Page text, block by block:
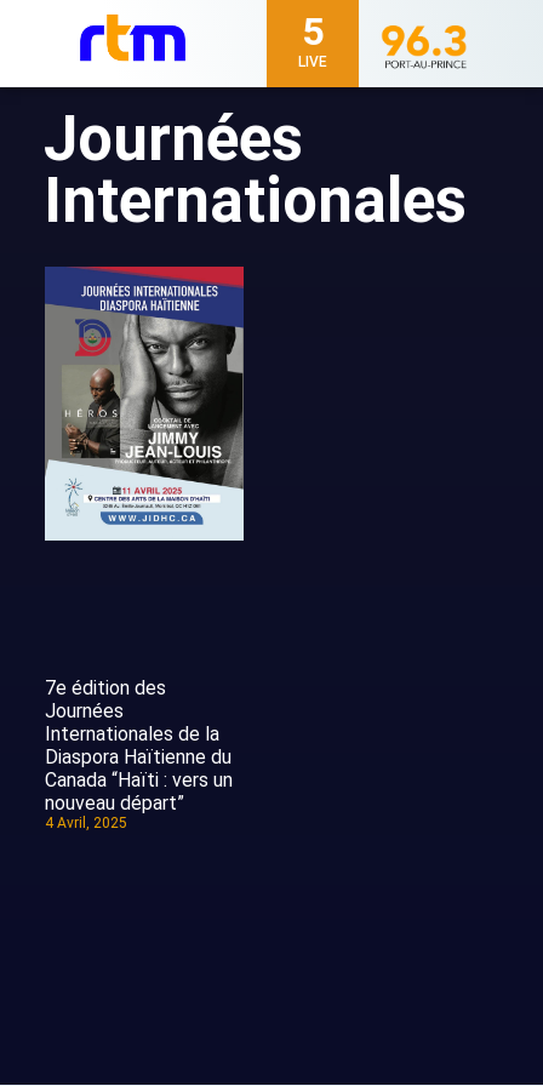
5
LIVE
Journées
Internationales
7e édition des
Journées
Internationales de la
Diaspora Haïtienne du
Canada “Haïti : vers un
nouveau départ”
4 Avril, 2025